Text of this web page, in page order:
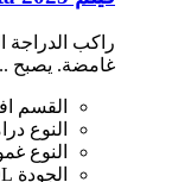
راكب الدراجة
غامضة. يصبح
القسم
النوع
النوع
الجودة